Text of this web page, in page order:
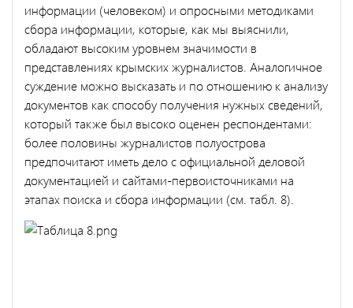
информации (человеком) и опросными методиками
сбора информации, которые, как мы выяснили,
обладают высоким уровнем значимости в
представлениях крымских журналистов. Аналогичное
суждение можно высказать и по отношению к анализу
документов как способу получения нужных сведений,
который также был высоко оценен респондентами:
более половины журналистов полуострова
предпочитают иметь дело с официальной деловой
документацией и сайтами-первоисточниками на
этапах поиска и сбора информации (см. табл. 8).